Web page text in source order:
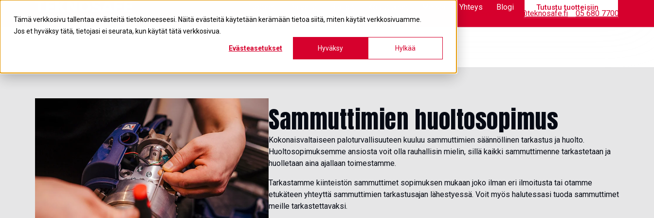
Tämä verkkosivu tallentaa evästeitä tietokoneeseesi. Näitä evästeitä käytetään kerämään tietoa siitä, miten käytät verkkosivuamme.
Jos et hyväksy tätä, tietojasi ei seurata, kun käytät tätä verkkosivua.
Evästeasetukset Hyväksy Hylkää
Tietopankki info@teknosafe.fi 05 680 7700
Yhteys Blogi Tutustu tuotteisiin
Sammuttimien huoltosopimus
Kokonaisvaltaiseen paloturvallisuuteen kuuluu sammuttimien säännöllinen tarkastus ja huolto.
Huoltosopimuksemme ansiosta voit olla rauhallisin mielin, sillä kaikki sammuttimenne tarkastetaan ja
huolletaan aina ajallaan toimestamme.
Tarkastamme kiinteistön sammuttimet sopimuksen mukaan joko ilman eri ilmoitusta tai otamme
etukäteen yhteyttä sammuttimien tarkastusajan lähestyessä. Voit myös halutessasi tuoda sammuttimet
meille tarkastettavaksi.